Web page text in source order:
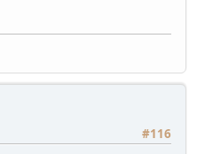
#116